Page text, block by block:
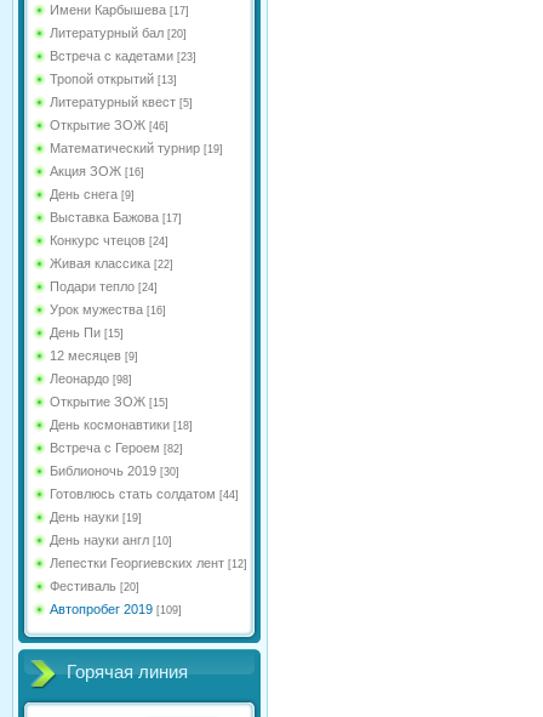
Имени Карбышева [17]
Литературный бал [20]
Встреча с кадетами [23]
Тропой открытий [13]
Литературный квест [5]
Открытие ЗОЖ [46]
Математический турнир [19]
Акция ЗОЖ [16]
День снега [9]
Выставка Бажова [17]
Конкурс чтецов [24]
Живая классика [22]
Подари тепло [24]
Урок мужества [16]
День Пи [15]
12 месяцев [9]
Леонардо [98]
Открытие ЗОЖ [15]
День космонавтики [18]
Встреча с Героем [82]
Библионочь 2019 [30]
Готовлюсь стать солдатом [44]
День науки [19]
День науки англ [10]
Лепестки Георгиевских лент [12]
Фестиваль [20]
Автопробег 2019 [109]
Горячая линия